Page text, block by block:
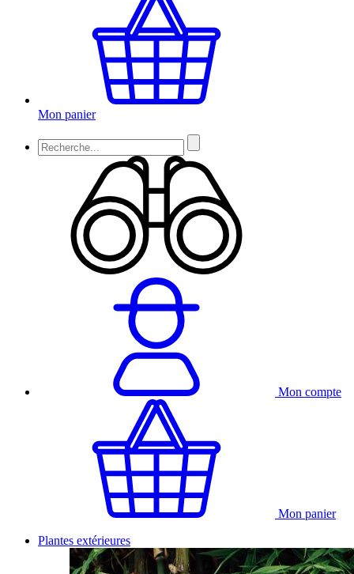
Mon panier
Mon compte
Mon panier
Plantes extérieures